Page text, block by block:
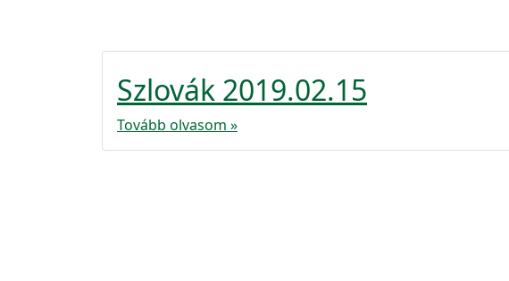
Szlovák 2019.02.15
Tovább olvasom »